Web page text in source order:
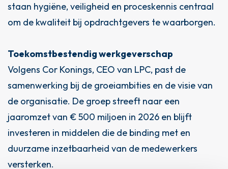
staan hygiëne, veiligheid en proceskennis centraal
om de kwaliteit bij opdrachtgevers te waarborgen.
Toekomstbestendig werkgeverschap
Volgens Cor Konings, CEO van LPC, past de
samenwerking bij de groeiambities en de visie van
de organisatie. De groep streeft naar een
jaaromzet van € 500 miljoen in 2026 en blijft
investeren in middelen die de binding met en
duurzame inzetbaarheid van de medewerkers
versterken.